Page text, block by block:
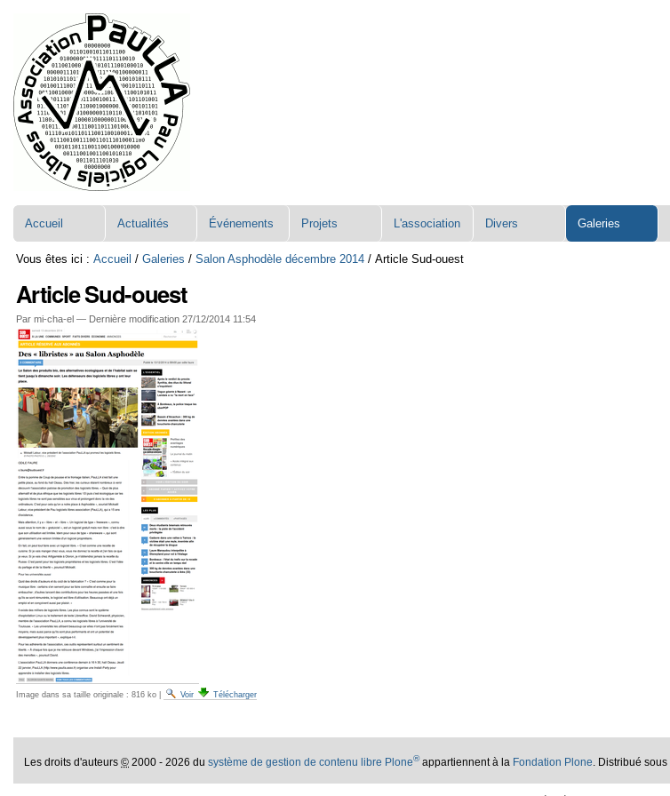
contenu.
Aller
à
la
navigation
Accueil Actualités Événements Projets L'association Divers Galeries
Vous êtes ici : Accueil /Galeries /Salon Asphodèle décembre 2014 /Article Sud-ouest
Article Sud-ouest
Par mi-cha-el — Dernière modification 27/12/2014 11:54
Image dans sa taille originale : 816 ko Voir Télécharger
Les droits d'auteurs© 2000 - 2026 dusystème de gestion de contenu libre Plone®appartiennent à la Fondation Plone . Distribué sous